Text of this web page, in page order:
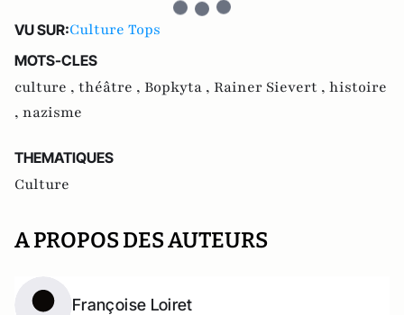
VU SUR:Culture Tops
MOTS-CLES
culture , théâtre , Bopkyta , Rainer Sievert , histoire
, nazisme
THEMATIQUES
Culture
A PROPOS DES AUTEURS
Françoise Loiret